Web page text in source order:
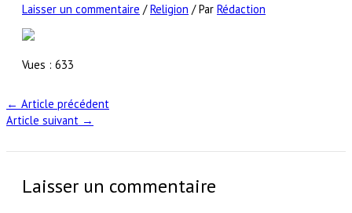
Laisser un commentaire /Religion / Par Rédaction
Vues : 633
← Article précédent
Article suivant →
Laisser un commentaire